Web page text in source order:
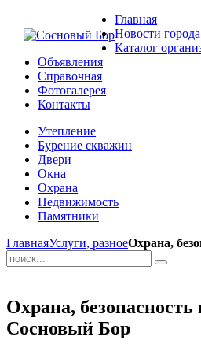
Главная
Новости города
Каталог
Объявления
Справочная
Фотогалерея
Контакты
Утепление
Бурение скважин
Двери
Окна
Охрана
Недвижимость
Памятники
ГлавнаяУслуги, разноеОхрана,
Охрана, безопасность
Сосновый Бор